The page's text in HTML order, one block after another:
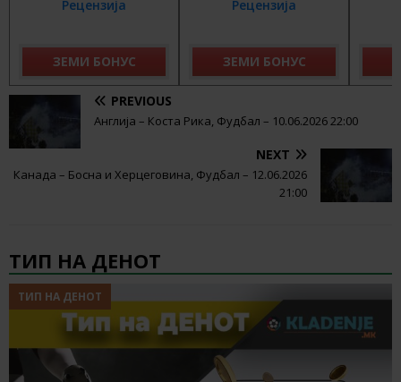
Рецензија
ЗЕМИ БОНУС
Рецензија
ЗЕМИ БОНУС
PREVIOUS
Англија – Коста Рика, Фудбал – 10.06.2026 22:00
NEXT
Канада – Босна и Херцеговина, Фудбал – 12.06.2026
21:00
ТИП НА ДЕНОТ
ТИП НА ДЕНОТ